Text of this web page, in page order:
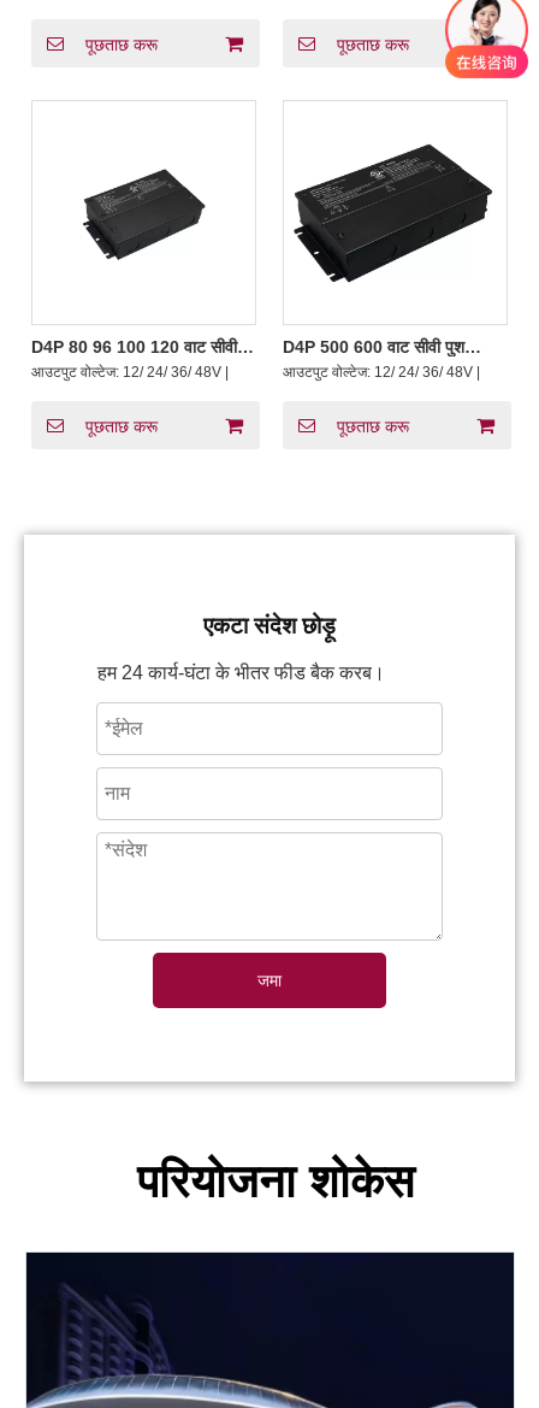
पूछताछ करू पूछताछ करू
D4P 80 96 100 120 वाट सीवी
पुश DALI-2 D4i एलईडी ड्राइवर
जंक्शन बॉक्स के साथ
आउटपुट वोल्टेज: 12/ 24/ 36/ 48V |
पूछताछ करू
D4P 500 600 वाट सीवी पुश
DALI-2 D4i एलईडी ड्राइवर
जंक्शन बॉक्स के साथ
आउटपुट वोल्टेज: 12/ 24/ 36/ 48V |
पूछताछ करू
एकटा संदेश छोड़ू
हम 24 कार्य-घंटा के भीतर फीड बैक करब।
जमा
परियोजना शोकेस